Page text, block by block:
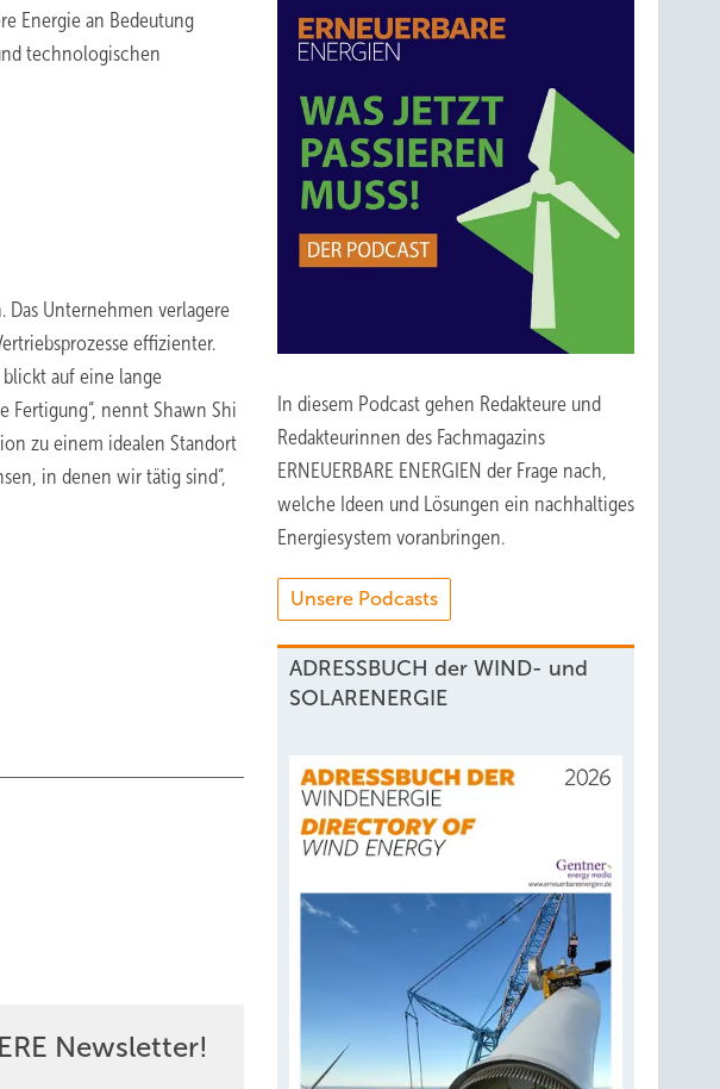
Energie an Bedeutung
technologischen
Das Unternehmen verlagere
effizienter.
auf eine lange
nennt Shawn Shi
zu einem idealen Standort
in denen wir tätig sind“,
Newsletter!
In diesem Podcast gehen Redakteure und
Redakteurinnen des Fachmagazins
ERNEUERBARE ENERGIEN der Frage nach,
welche Ideen und Lösungen ein nachhaltiges
Energiesystem voranbringen.
Unsere Podcasts
ADRESSBUCH der WIND- und
SOLARENERGIE